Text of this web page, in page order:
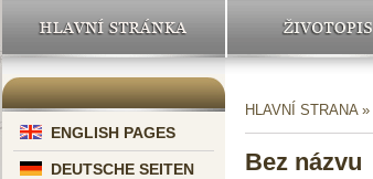
HLAVNÍ STRÁNKA ŽIVOTOPIS
ENGLISH PAGES
DEUTSCHE SEITEN
HLAVNÍ STRANA»
Bez názvu